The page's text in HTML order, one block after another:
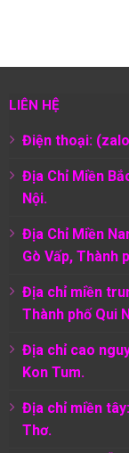
LIÊN HỆ
Điện thoại:
Địa Chỉ Miền
Nội.
Địa Chỉ Miền
Gò Vấp, Thành
Địa chỉ miền
Thành phố Qui
Địa chỉ cao
Kon Tum.
Địa chỉ miền
Thơ.